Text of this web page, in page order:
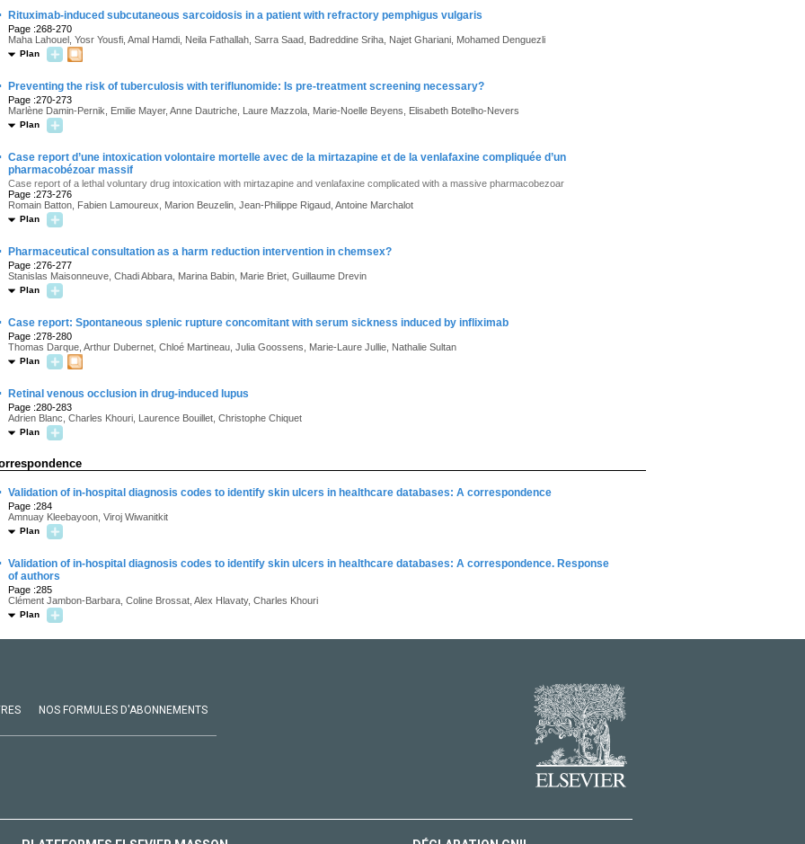
Rituximab-induced subcutaneous sarcoidosis in a patient with refractory pemphigus vulgaris
Page :268-270
Maha Lahouel, Yosr Yousfi, Amal Hamdi, Neila Fathallah, Sarra Saad, Badreddine Sriha, Najet Ghariani, Mohamed Denguezli
Plan
Preventing the risk of tuberculosis with teriflunomide: Is pre-treatment screening necessary?
Page :270-273
Marlène Damin-Pernik, Emilie Mayer, Anne Dautriche, Laure Mazzola, Marie-Noelle Beyens, Elisabeth Botelho-Nevers
Plan
Case report d’une intoxication volontaire mortelle avec de la mirtazapine et de la venlafaxine compliquée d’un
pharmacobézoar massif
Case report of a lethal voluntary drug intoxication with mirtazapine and venlafaxine complicated with a massive pharmacobezoar
Page :273-276
Romain Batton, Fabien Lamoureux, Marion Beuzelin, Jean-Philippe Rigaud, Antoine Marchalot
Plan
Pharmaceutical consultation as a harm reduction intervention in chemsex?
Page :276-277
Stanislas Maisonneuve, Chadi Abbara, Marina Babin, Marie Briet, Guillaume Drevin
Plan
Case report: Spontaneous splenic rupture concomitant with serum sickness induced by infliximab
Page :278-280
Thomas Darque, Arthur Dubernet, Chloé Martineau, Julia Goossens, Marie-Laure Jullie, Nathalie Sultan
Plan
Retinal venous occlusion in drug-induced lupus
Page :280-283
Adrien Blanc, Charles Khouri, Laurence Bouillet, Christophe Chiquet
Plan
Validation of in-hospital diagnosis codes to identify skin ulcers in healthcare databases: A correspondence
Page :284
Amnuay Kleebayoon, Viroj Wiwanitkit
Plan
Validation of in-hospital diagnosis codes to identify skin ulcers in healthcare databases: A correspondence. Response
of authors
Page :285
Clément Jambon-Barbara, Coline Brossat, Alex Hlavaty, Charles Khouri
Plan
NOS FORMULES D'ABONNEMENTS